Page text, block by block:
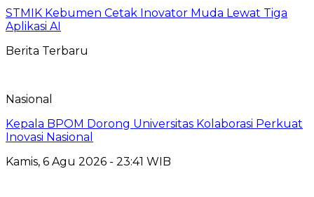
STMIK Kebumen Cetak Inovator Muda Lewat Tiga
Aplikasi AI
Berita Terbaru
Nasional
Kepala BPOM Dorong Universitas Kolaborasi Perkuat
Inovasi Nasional
Kamis, 6 Agu 2026 - 23:41 WIB